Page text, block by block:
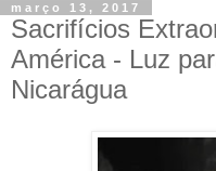
março 13, 2017
Sacrifícios
América - Luz
Nicarágua